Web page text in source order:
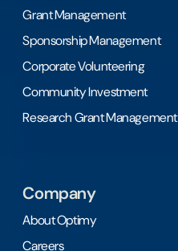
Grant Management
Sponsorship Management
Corporate Volunteering
Community Investment
Research Grant Management
Company
About Optimy
Careers